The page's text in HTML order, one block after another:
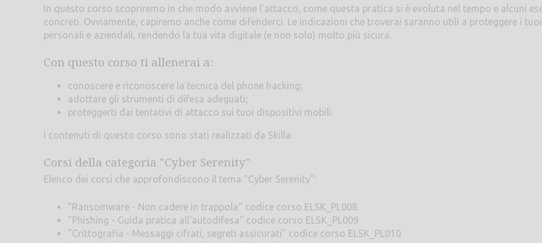
In questo corso scopriremo in che modo avviene l'attacco, come questa pratica si è evoluta nel tempo e alcuni
concreti. Ovviamente, capiremo anche come difenderci. Le indicazioni che troverai saranno utili a proteggere i
personali e aziendali, rendendo la tua vita digitale (e non solo) molto più sicura.
Con questo corso ti allenerai a:
conoscere e riconoscere la tecnica del phone hacking;
adottare gli strumenti di difesa adeguati;
proteggerti dai tentativi di attacco sui tuoi dispositivi mobili.
I contenuti di questo corso sono stati realizzati da Skilla.
Corsi della categoria "Cyber Serenity"
Elenco dei corsi che approfondiscono il tema "Cyber Serenity":
"Ransomware - Non cadere in trappola" codice corso ELSK_PL008
"Phishing - Guida pratica all'autodifesa" codice corso ELSK_PL009
"Crittografia - Messaggi cifrati, segreti assicurati" codice corso ELSK_PL010